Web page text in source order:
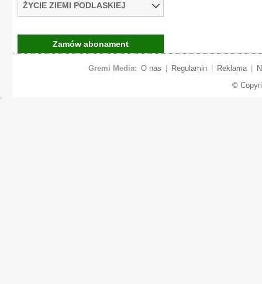
ŻYCIE ZIEMI PODLASKIEJ
Zamów abonament
Gremi Media: O nas Regulamin Reklama
©